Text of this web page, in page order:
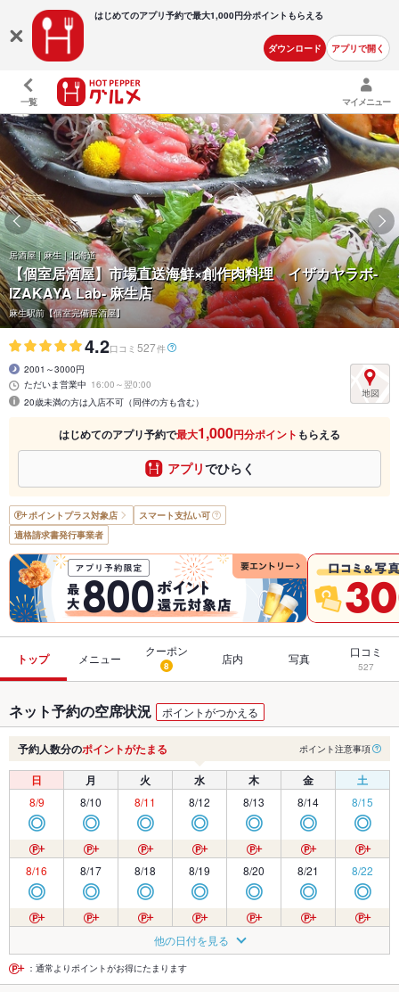
はじめてのアプリ予約で最大1,000円分ポイントもらえる
ダウンロード アプリで開く
一覧 マイメニュー
居酒屋 | 麻生 | 北海道
【個室居酒屋】市場直送海鮮×創作肉料理 イザカヤラボ-
IZAKAYA Lab- 麻生店
麻生駅前【個室完備居酒屋】
4.2口コミ 527件
2001～3000円
ただいま営業中 16:00～翌0:00
20歳未満の方は入店不可（同伴の方も含む）
はじめてのアプリ予約で最大1,000円分ポイント もらえる
アプリでひらく
ポイントプラス対象店
スマート支払い可
適格請求書発行事業者
トップ メニュー
クーポン
8 店内 写真 口コミ
527
ネット予約の空席状況 ポイントがつかえる
予約人数分のポイントがたまる ポイント注意事項
日 月 火 水 木 金 土
8/9
◎
8/10
◎
8/11
◎
8/12
◎
8/13
◎
8/14
◎
8/15
◎
8/16
◎
8/17
◎
8/18
◎
8/19
◎
8/20
◎
8/21
◎
8/22
◎
◎ ◎
8/25
◎
8/26
◎
8/27
◎ ◎ ◎
他の日付を見る
：通常よりポイントがお得にたまります